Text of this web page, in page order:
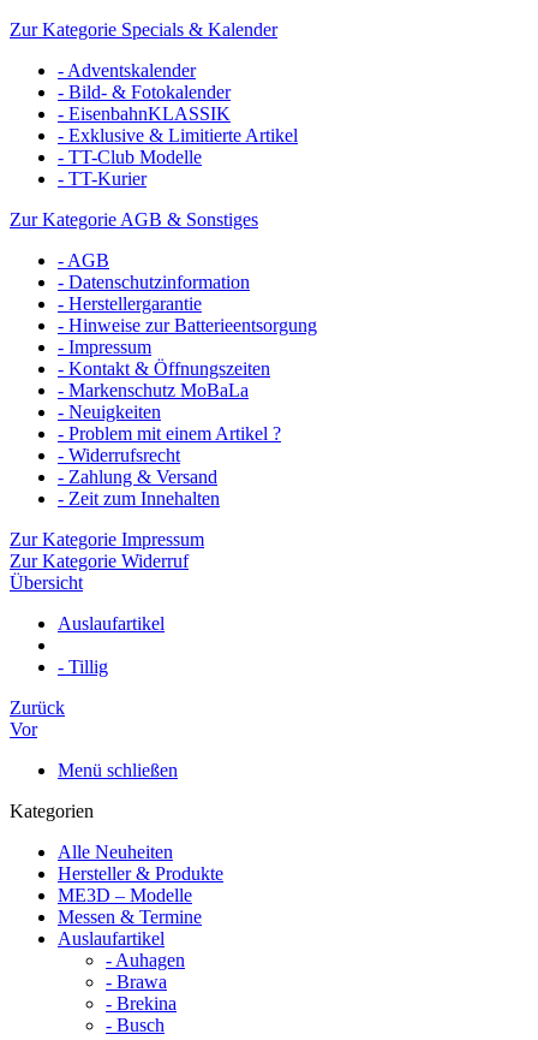
Zur Kategorie Specials & Kalender
- Adventskalender
- Bild- & Fotokalender
- EisenbahnKLASSIK
- Exklusive & Limitierte Artikel
- TT-Club Modelle
- TT-Kurier
Zur Kategorie AGB & Sonstiges
- AGB
- Datenschutzinformation
- Herstellergarantie
- Hinweise zur Batterieentsorgung
- Impressum
- Kontakt & Öffnungszeiten
- Markenschutz MoBaLa
- Neuigkeiten
- Problem mit einem Artikel ?
- Widerrufsrecht
- Zahlung & Versand
- Zeit zum Innehalten
Zur Kategorie Impressum
Zur Kategorie Widerruf
Übersicht
Auslaufartikel
- Tillig
Zurück
Vor
Menü schließen
Kategorien
Alle Neuheiten
Hersteller & Produkte
ME3D – Modelle
Messen & Termine
Auslaufartikel
- Auhagen
- Brawa
- Brekina
- Busch